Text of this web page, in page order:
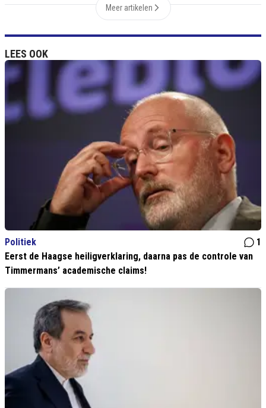
Meer artikelen
LEES OOK
Politiek
1
Eerst de Haagse heiligverklaring, daarna pas de controle van
Timmermans’ academische claims!